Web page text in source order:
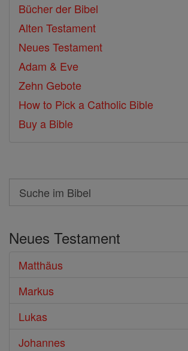
Bücher der Bibel
Alten Testament
Neues Testament
Adam & Eve
Zehn Gebote
How to Pick a Catholic Bible
Buy a Bible
Search
Suche
Bibel
Neues Testament
Matthäus
Markus
Lukas
Johannes